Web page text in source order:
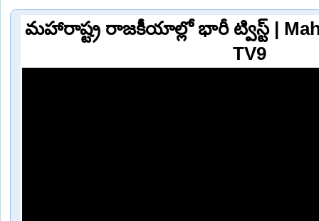
మహారాష్ట్ర రాజకీయాల్లో భారీ ట్విస్ట్ |
TV9